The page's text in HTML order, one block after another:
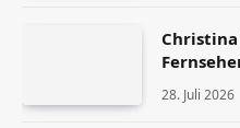
Christina
28. Juli 2026